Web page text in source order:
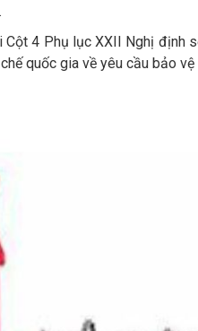
Cột 4 Phụ lục XXII Nghị định
quốc gia về yêu cầu bảo